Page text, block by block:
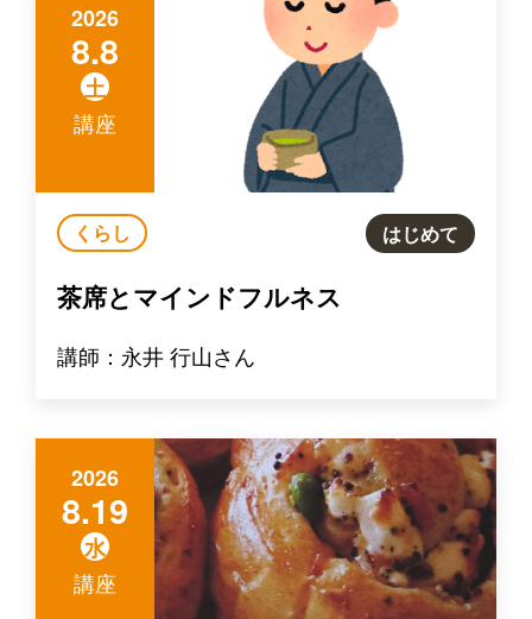
2026
8.8
土
講座
くらし はじめて
茶席とマインドフルネス
講師：永井 行山さん
2026
8.19
水
講座